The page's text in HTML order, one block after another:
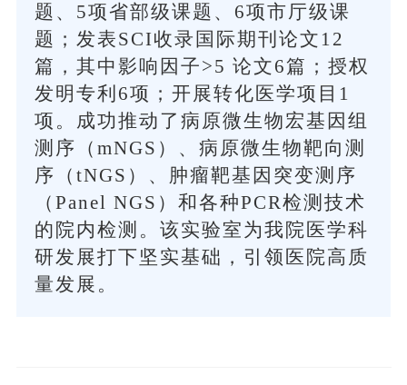
题、5项省部级课题、6项市厅级课
题；发表SCI收录国际期刊论文12
篇，其中影响因子>5 论文6篇；授权
发明专利6项；开展转化医学项目1
项。成功推动了病原微生物宏基因组
测序（mNGS）、病原微生物靶向测
序（tNGS）、肿瘤靶基因突变测序
（Panel NGS）和各种PCR检测技术
的院内检测。该实验室为我院医学科
研发展打下坚实基础，引领医院高质
量发展。